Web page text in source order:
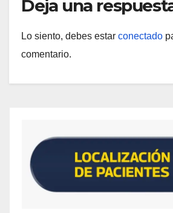
Deja una
Lo siento, debes estar conectado
comentario.